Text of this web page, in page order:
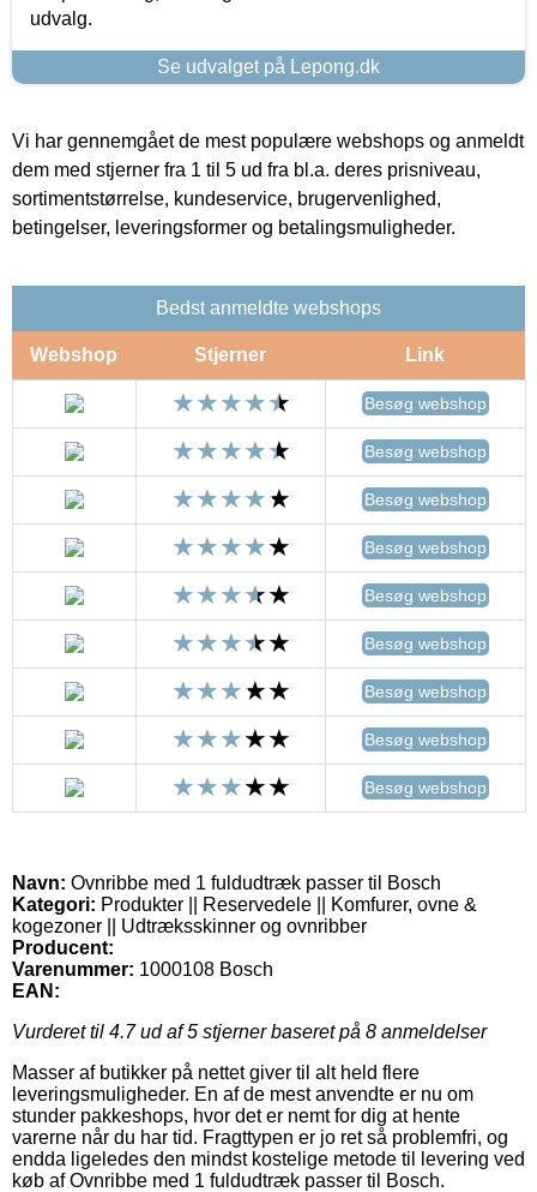
udvalg.
Se udvalget på Lepong.dk
Vi har gennemgået de mest populære webshops og anmeldt
dem med stjerner fra 1 til 5 ud fra bl.a. deres prisniveau,
sortimentstørrelse, kundeservice, brugervenlighed,
betingelser, leveringsformer og betalingsmuligheder.
Bedst anmeldte webshops
Webshop Stjerner Link
Besøg webshop
Besøg webshop
Besøg webshop
Besøg webshop
Besøg webshop
Besøg webshop
Besøg webshop
Besøg webshop
Besøg webshop
Navn: Ovnribbe med 1 fuldudtræk passer til Bosch
Kategori: Produkter || Reservedele || Komfurer, ovne &
kogezoner || Udtræksskinner og ovnribber
Producent:
Varenummer: 1000108 Bosch
EAN:
Vurderet til 4.7ud af 5 stjerner baseret på 8 anmeldelser
Masser af butikker på nettet giver til alt held flere
leveringsmuligheder. En af de mest anvendte er nu om
stunder pakkeshops, hvor det er nemt for dig at hente
varerne når du har tid. Fragttypen er jo ret så problemfri, og
endda ligeledes den mindst kostelige metode til levering ved
køb af Ovnribbe med 1 fuldudtræk passer til Bosch.